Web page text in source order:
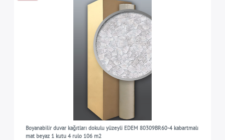
Boyanabilir duvar kağıtları dokulu yüzeyli EDEM 80309BR60-4 kabartmalı
mat beyaz 1 kutu 4 rulo 106 m2